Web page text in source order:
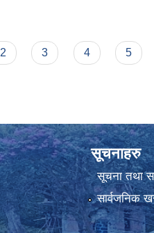
2 3 4 5
सूचनाहरु
सूचना तथा
सार्वजनिक